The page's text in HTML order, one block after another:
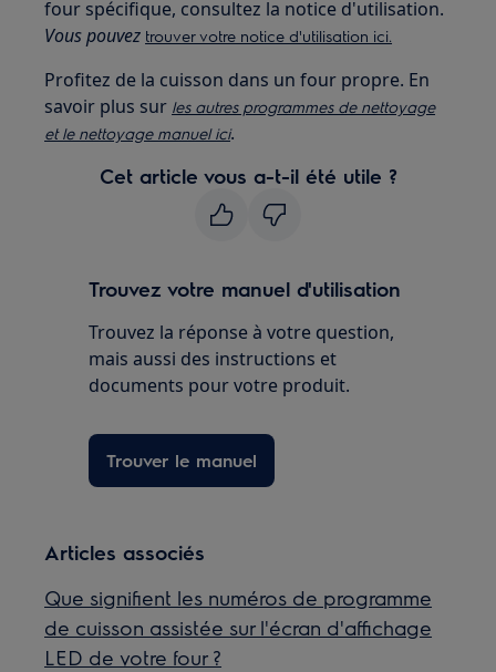
four spécifique, consultez la notice d'utilisation.
Vous pouvez trouver votre notice d'utilisation ici.
Profitez de la cuisson dans un four propre. En
savoir plus sur les autres programmes de nettoyage
et le nettoyage manuel ici.
Cet article vous a-t-il été utile ?
Trouvez votre manuel d'utilisation
Trouvez la réponse à votre question,
mais aussi des instructions et
documents pour votre produit.
Trouver le manuel
Articles associés
Que signifient les numéros de programme
de cuisson assistée sur l'écran d'affichage
LED de votre four ?